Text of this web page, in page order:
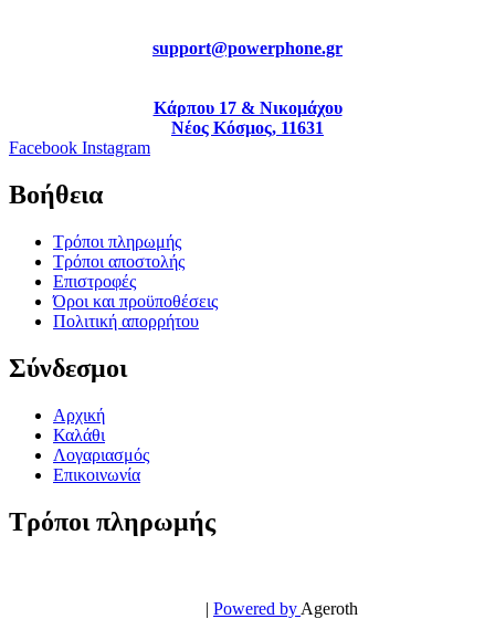
support@powerphone.gr
Κάρπου 17 & Νικομάχου
Νέος Κόσμος, 11631
Facebook Instagram
Βοήθεια
Τρόποι πληρωμής
Τρόποι αποστολής
Επιστροφές
Όροι και προϋποθέσεις
Πολιτική απορρήτου
Σύνδεσμοι
Αρχική
Καλάθι
Λογαριασμός
Επικοινωνία
Τρόποι πληρωμής
| Powered by Ageroth